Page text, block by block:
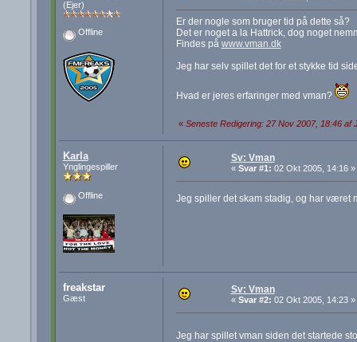
(Ejer)
Offline
Er der nogle som bruger tid på dette så?
Det er noget a la Hattrick, dog noget
Findes på www.vman.dk
Jeg har selv spillet det for et stykke tid
Hvad er jeres erfaringer med vman?
« Seneste Redigering: 27 Nov 2007, 18:46 af
Karla
Ynglingespiller
Offline
Sv: Vman
« Svar #1: 02 Okt 2005, 14:16 »
Jeg spiller det skam stadig, og har
freakstar
Gæst
Sv: Vman
« Svar #2: 02 Okt 2005, 14:23 »
Jeg har spillet vman siden det startede